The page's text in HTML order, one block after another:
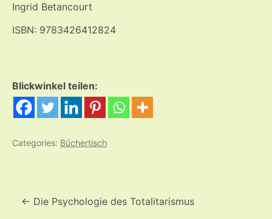
Ingrid Betancourt
ISBN: 9783426412824
Blickwinkel teilen:
Categories: Büchertisch
← Die Psychologie des Totalitarismus